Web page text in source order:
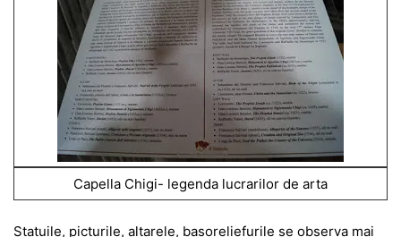
Capella Chigi- legenda lucrarilor de arta
Statuile, picturile, altarele, basoreliefurile se observa mai